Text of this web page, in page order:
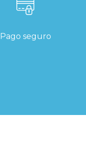
Pago seguro